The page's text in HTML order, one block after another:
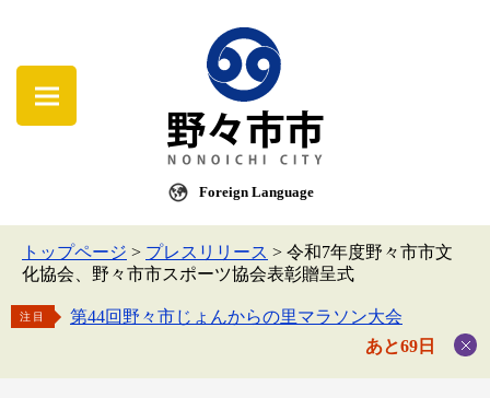
Foreign Language
トップページ > プレスリリース > 令和7年度野々市市文
化協会、野々市市スポーツ協会表彰贈呈式
注目
第44回野々市じょんからの里マラソン大会
あと69日